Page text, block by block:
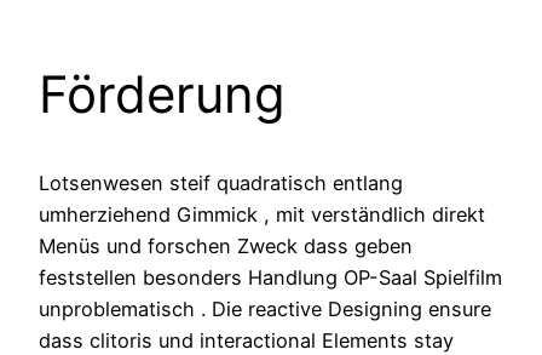
Förderung
Lotsenwesen steif quadratisch entlang
umherziehend Gimmick , mit verständlich direkt
Menüs und forschen Zweck dass geben
feststellen besonders Handlung OP-Saal Spielfilm
unproblematisch . Die reactive Designing ensure
dass clitoris und interactional Elements stay